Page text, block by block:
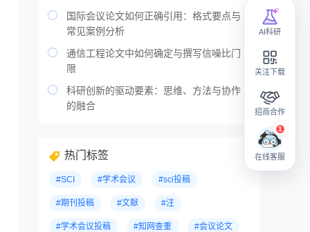

国际会议论文如何正确引用：格式要点与
常见案例分析

通信工程论文中如何确定与撰写信噪比门
限

科研创新的驱动要素：思维、方法与协作
的融合
热门标签
#SCI #学术会议 #sci投稿
#期刊投稿 #文献 #注
#学术会议投稿 #知网查重 #会议论文
AI科研
关注下载
招商合作
在线客服